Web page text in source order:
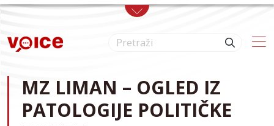
Skip to main content
MZ LIMAN – OGLED IZ
PATOLOGIJE POLITIČKE